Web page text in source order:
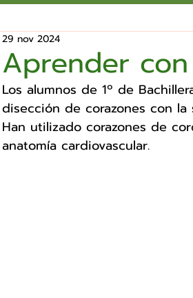
Aprender
29 nov 2024
Los alumnos de 1º de
disección de corazones con la
Han utilizado corazones de
anatomía cardiovascular.